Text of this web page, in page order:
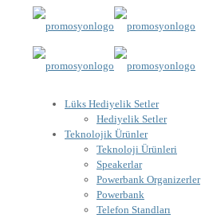
Lüks Hediyelik Setler
Hediyelik Setler
Teknolojik Ürünler
Teknoloji Ürünleri
Speakerlar
Powerbank Organizerler
Powerbank
Telefon Standları